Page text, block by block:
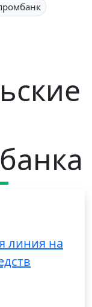
линия на